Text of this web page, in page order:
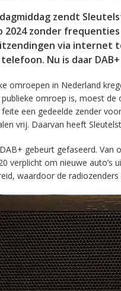
zendt
2024 zonder
via internet
Nu is daar
omroepen in Nederland
omroep is, moest de
een gedeelde zender
vrij. Daarvan heeft
gebeurt gefaseerd. Van
verplicht om nieuwe
waardoor de